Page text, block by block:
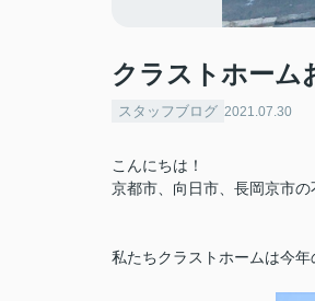
クラストホーム
スタッフブログ 2021.07.30
こんにちは！
京都市、向日市、長岡京市
私たちクラストホームは今